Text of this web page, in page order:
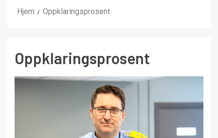
Hjem Oppklaringsprosent
Oppklaringsprosent